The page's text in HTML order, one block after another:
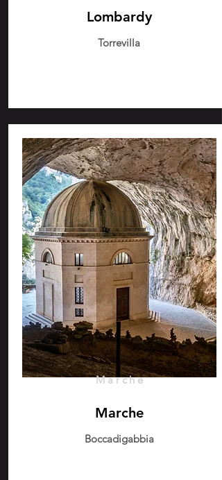
Lombardy
Torrevilla
Marche
Marche
Boccadigabbia